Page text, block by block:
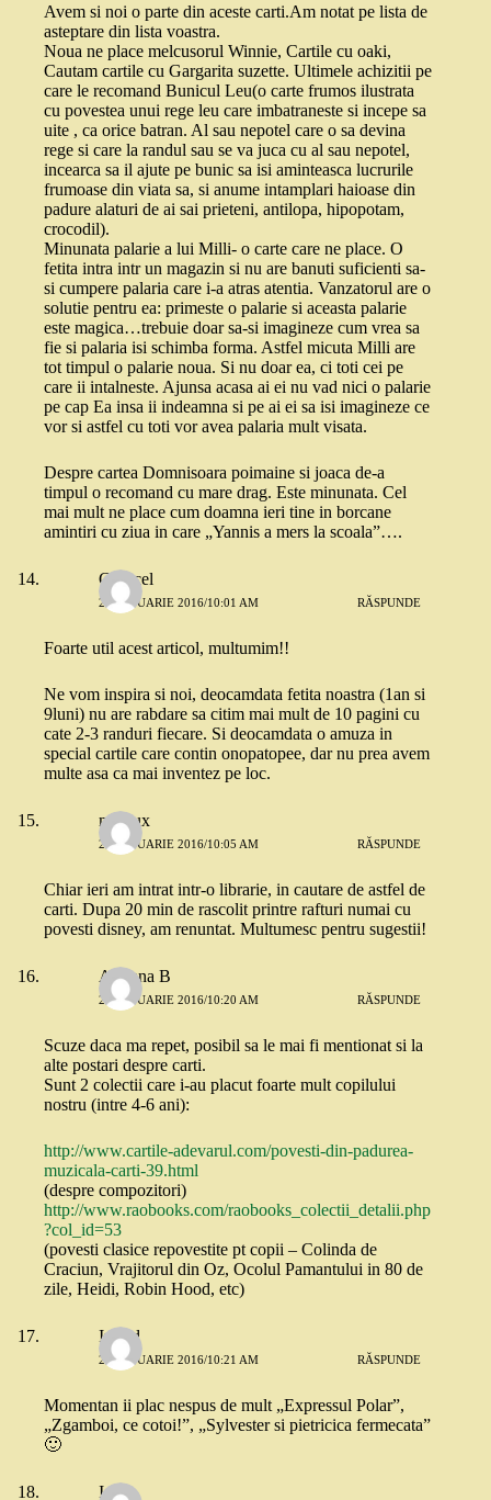
Avem si noi o parte din aceste carti.Am notat pe lista de
asteptare din lista voastra.
Noua ne place melcusorul Winnie, Cartile cu oaki,
Cautam cartile cu Gargarita suzette. Ultimele achizitii pe
care le recomand Bunicul Leu(o carte frumos ilustrata
cu povestea unui rege leu care imbatraneste si incepe sa
uite , ca orice batran. Al sau nepotel care o sa devina
rege si care la randul sau se va juca cu al sau nepotel,
incearca sa il ajute pe bunic sa isi aminteasca lucrurile
frumoase din viata sa, si anume intamplari haioase din
padure alaturi de ai sai prieteni, antilopa, hipopotam,
crocodil).
Minunata palarie a lui Milli- o carte care ne place. O
fetita intra intr un magazin si nu are banuti suficienti sa-
si cumpere palaria care i-a atras atentia. Vanzatorul are o
solutie pentru ea: primeste o palarie si aceasta palarie
este magica…trebuie doar sa-si imagineze cum vrea sa
fie si palaria isi schimba forma. Astfel micuta Milli are
tot timpul o palarie noua. Si nu doar ea, ci toti cei pe
care ii intalneste. Ajunsa acasa ai ei nu vad nici o palarie
pe cap Ea insa ii indeamna si pe ai ei sa isi imagineze ce
vor si astfel cu toti vor avea palaria mult visata.
Despre cartea Domnisoara poimaine si joaca de-a
timpul o recomand cu mare drag. Este minunata. Cel
mai mult ne place cum doamna ieri tine in borcane
amintiri cu ziua in care „Yannis a mers la scoala”….
Ghiocel
22 IANUARIE 2016/10:01 AM RĂSPUNDE
Foarte util acest articol, multumim!!
Ne vom inspira si noi, deocamdata fetita noastra (1an si
9luni) nu are rabdare sa citim mai mult de 10 pagini cu
cate 2-3 randuri fiecare. Si deocamdata o amuza in
special cartile care contin onopatopee, dar nu prea avem
multe asa ca mai inventez pe loc.
mrs tux
22 IANUARIE 2016/10:05 AM RĂSPUNDE
Chiar ieri am intrat intr-o librarie, in cautare de astfel de
carti. Dupa 20 min de rascolit printre rafturi numai cu
povesti disney, am renuntat. Multumesc pentru sugestii!
Adriana B
22 IANUARIE 2016/10:20 AM RĂSPUNDE
Scuze daca ma repet, posibil sa le mai fi mentionat si la
alte postari despre carti.
Sunt 2 colectii care i-au placut foarte mult copilului
nostru (intre 4-6 ani):
http://www.cartile-adevarul.com/povesti-din-padurea-
muzicala-carti-39.html
(despre compozitori)
http://www.raobooks.com/raobooks_colectii_detalii.php
?col_id=53
(povesti clasice repovestite pt copii – Colinda de
Craciun, Vrajitorul din Oz, Ocolul Pamantului in 80 de
zile, Heidi, Robin Hood, etc)
Ingrid
22 IANUARIE 2016/10:21 AM RĂSPUNDE
Momentan ii plac nespus de mult „Expressul Polar”,
„Zgamboi, ce cotoi!”, „Sylvester si pietricica fermecata”
🙂
Ioana